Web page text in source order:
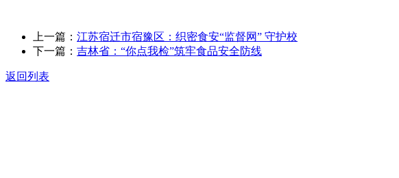
上一篇： 江苏宿迁市宿豫区：织密食安“监督网” 守护校
下一篇： 吉林省：“你点我检”筑牢食品安全防线
返回列表